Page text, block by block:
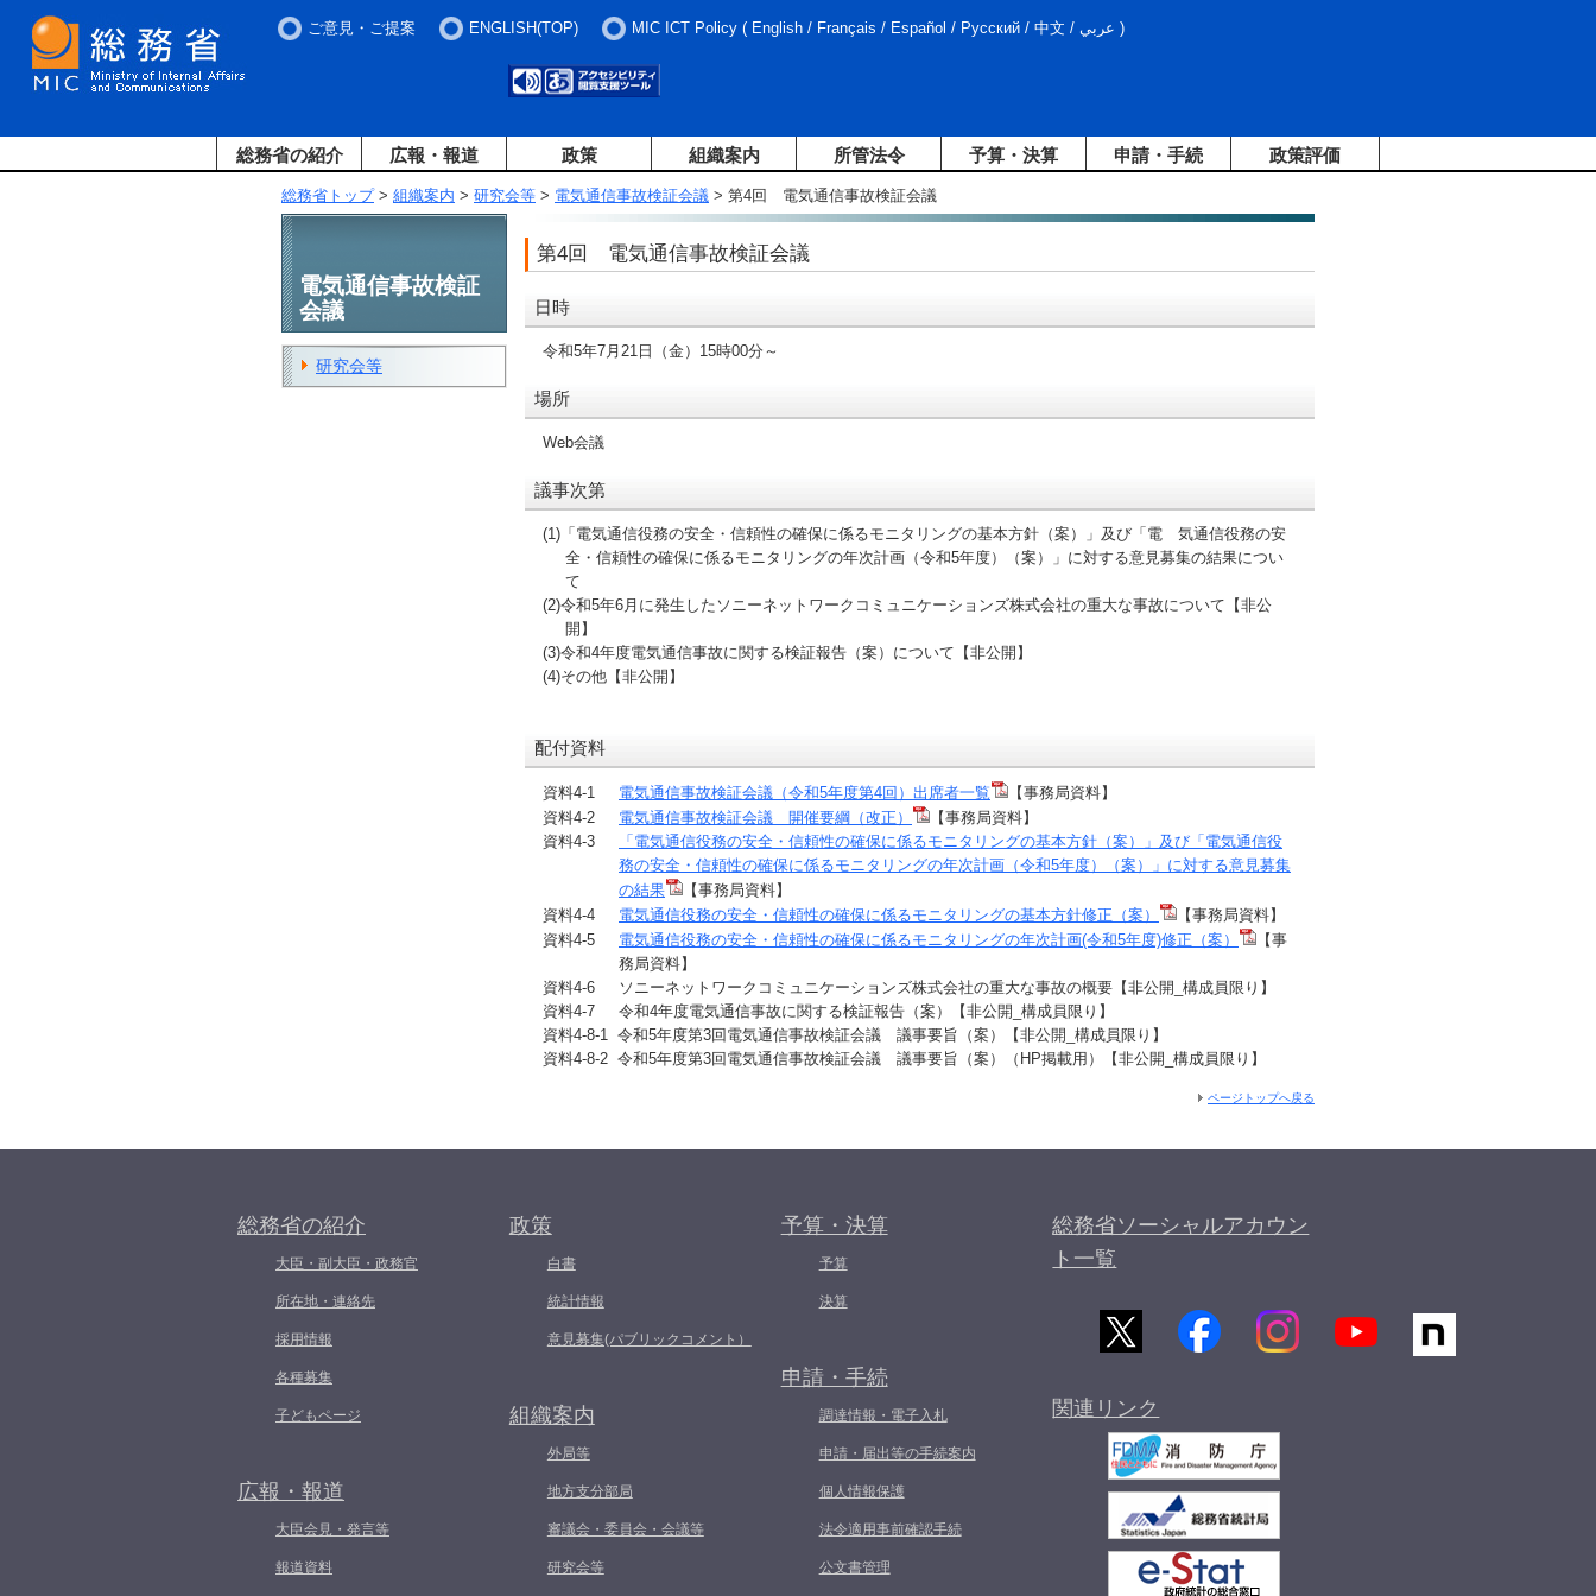
ご意見・ご提案 ENGLISH(TOP) MIC ICT Policy ( English / Français / Español / Русский / 中文 / عربي )
総務省の紹介 広報・報道 政策 組織案内 所管法令 予算・決算 申請・手続 政策評価
総務省トップ> 組織案内 > 研究会等 > 電気通信事故検証会議 > 第4回 電気通信事故検証会議
第4回 電気通信事故検証会議
日時
令和5年7月21日（金）15時00分～
場所
Web会議
議事次第
(1)「電気通信役務の安全・信頼性の確保に係るモニタリングの基本方針（案）」及び「電 気通信役務の安
全・信頼性の確保に係るモニタリングの年次計画（令和5年度）（案）」に対する意見募集の結果につい
て
(2)令和5年6月に発生したソニーネットワークコミュニケーションズ株式会社の重大な事故について【非公
開】
(3)令和4年度電気通信事故に関する検証報告（案）について【非公開】
(4)その他【非公開】
配付資料
資料4-1 電気通信事故検証会議（令和5年度第4回）出席者一覧
【事務局資料】
資料4-2 電気通信事故検証会議 開催要綱（改正）
【事務局資料】
資料4-3
「電気通信役務の安全・信頼性の確保に係るモニタリングの基本方針（案）」及び「電気通信役
務の安全・信頼性の確保に係るモニタリングの年次計画（令和5年度）（案）」に対する意見募集
の結果
【事務局資料】
資料4-4 電気通信役務の安全・信頼性の確保に係るモニタリングの基本方針修正（案）
【事務局資料】
資料4-5 電気通信役務の安全・信頼性の確保に係るモニタリングの年次計画(令和5年度)修正（案）
【事
務局資料】
資料4-6 ソニーネットワークコミュニケーションズ株式会社の重大な事故の概要【非公開_構成員限り】
資料4-7 令和4年度電気通信事故に関する検証報告（案）【非公開_構成員限り】
資料4-8-1 令和5年度第3回電気通信事故検証会議 議事要旨（案）【非公開_構成員限り】
資料4-8-2 令和5年度第3回電気通信事故検証会議 議事要旨（案）（HP掲載用）【非公開_構成員限り】
ページトップへ戻る
電気通信事故検証
会議
研究会等
総務省の紹介
大臣・副大臣・政務官
所在地・連絡先
採用情報
各種募集
子どもページ
広報・報道
大臣会見・発言等
報道資料
政策
白書
統計情報
意見募集(パブリックコメント）
組織案内
外局等
地方支分部局
審議会・委員会・会議等
研究会等
予算・決算
予算
決算
申請・手続
調達情報・電子入札
申請・届出等の手続案内
個人情報保護
法令適用事前確認手続
公文書管理
総務省ソーシャルアカウン
ト一覧
関連リンク